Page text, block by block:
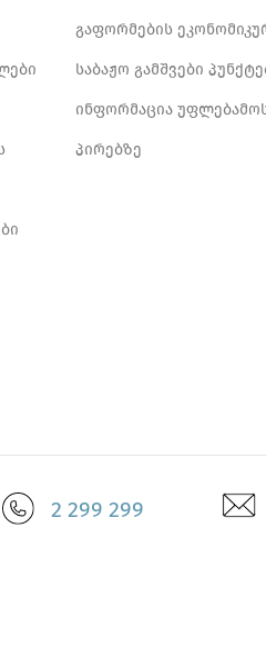
გაფორმების
საბაჟო გამშვები
ინფორმაცია
პირებზე
2 299 299